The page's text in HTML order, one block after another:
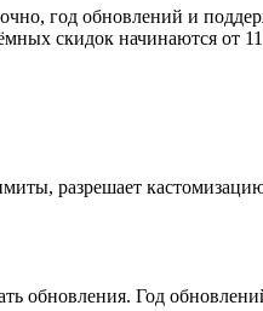
год обновлений и
скидок начинаются от
разрешает
обновления. Год